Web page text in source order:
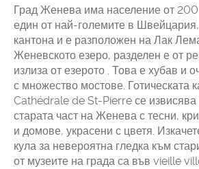
Град Женева има население от
един от най-големите в
кантона и е разположен на Лак
Женевското езеро, разделен е от
излиза от езерото . Това е хубав и
с множество мостове. Готическата
Cathédrale de St-Pierre се
старата част на Женева с тесни,
и домове, украсени с цветя.
кула за невероятна гледка към
от музеите на града са във vieille